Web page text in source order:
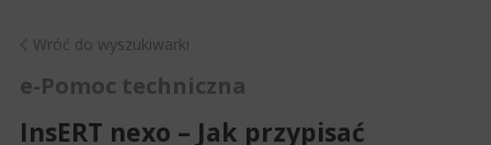
Wróć do wyszukiwarki
e-Pomoc techniczna
InsERT nexo – Jak przypisać